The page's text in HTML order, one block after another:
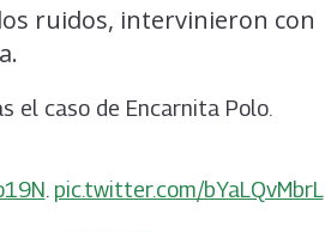
ruidos, intervinieron con
el caso de Encarnita Polo.
pic.twitter.com/bYaLQvMbrL